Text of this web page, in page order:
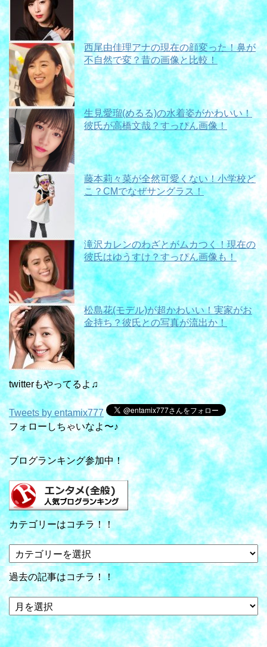
西尾由佳理アナの現在の顔変った！鼻が
不自然で変？昔の画像と比較！
生見愛瑠(めるる)の水着姿がかわいい！
彼氏が高橋文哉？すっぴん画像！
藤本莉々菜が全然可愛くない！小学校ど
こ？CMでなぜサングラス！
滝沢カレンのわざとがムカつく！現在の
彼氏はゆうすけ？すっぴん画像も！
松島花(モデル)が超かわいい！実家がお
金持ち？彼氏との写真が流出か！
twitterもやってるよ♫
Tweets by entamix777
フォローしちゃいなよ〜♪
ブログランキング参加中！
カテゴリーはコチラ！！
カ
テ
ゴ
リ
ー
は
コ
チ
過去の記事はコチラ！！
過
去
の
記